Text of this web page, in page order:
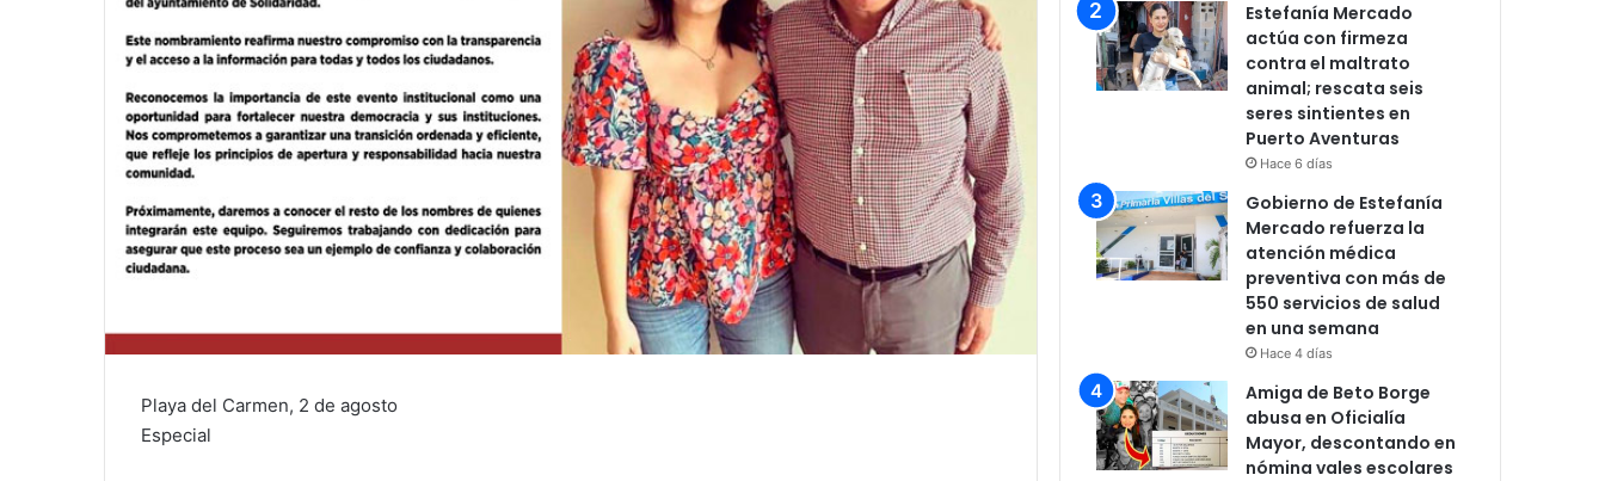
Playa del Carmen, 2 de agosto
Especial
Estefanía Mercado
actúa con firmeza
contra el maltrato
animal; rescata seis
seres sintientes en
Puerto Aventuras
Hace 6 días
Gobierno de Estefanía
Mercado refuerza la
atención médica
preventiva con más de
550 servicios de salud
en una semana
Hace 4 días
Amiga de Beto Borge
abusa en Oficialía
Mayor, descontando en
nómina vales escolares